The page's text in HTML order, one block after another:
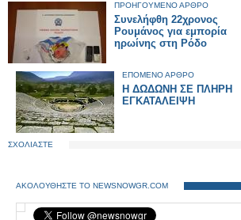
ΠΡΟΗΓΟΥΜΕΝΟ ΑΡΘΡΟ
Συνελήφθη 22χρονος
Ρουμάνος για εμπορία
ηρωίνης στη Ρόδο
ΕΠΟΜΕΝΟ ΑΡΘΡΟ
Η ΔΩΔΩΝΗ ΣΕ ΠΛΗΡΗ
ΕΓΚΑΤΑΛΕΙΨΗ
ΣΧΟΛΙΑΣΤΕ
ΑΚΟΛΟΥΘΗΣΤΕ ΤΟ NEWSNOWGR.COM